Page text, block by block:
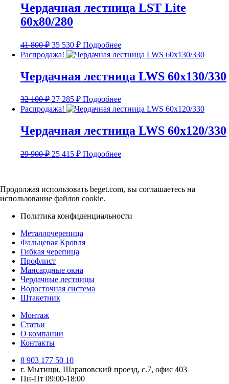
900 ₽.
Чердачная лестница LST Lite
60х80/280
41 800₽ Первоначальная
цена
составляла
800 ₽.
35 530 ₽Текущая
цена:
35
Подробнее
Распродажа!
Чердачная лестница LWS 60х130/330
32 100₽ Первоначальная
цена
составляла
100 ₽.
27 285 ₽Текущая
цена:
27
Подробнее
Распродажа!
Чердачная лестница LWS 60х120/330
29 900₽ Первоначальная
900 ₽.
25 415 ₽Текущая
цена:
Подробнее
Продолжая использовать beget.com, вы соглашаетесь на
использование файлов cookie.
Политика конфиденциальности
Металлочерепица
Фальцевая Кровля
Гибкая черепица
Профлист
Мансардные окна
Чердачные лестницы
Водосточная система
Штакетник
Монтаж
Статьи
О компании
Контакты
8 903 177 50 10
г. Мытищи, Шараповский проезд, с.7, офис 403
Пн-Пт 09:00-18:00